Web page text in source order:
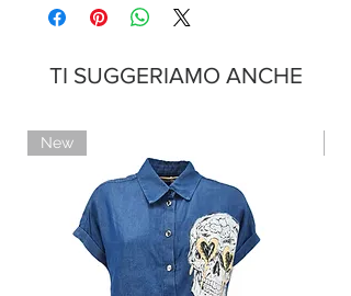
TI SUGGERIAMO ANCHE
New